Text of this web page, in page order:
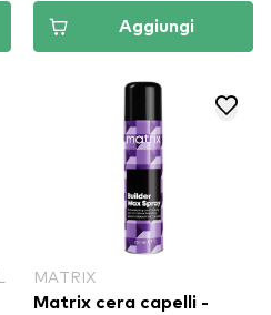
Aggiungi
MATRIX
Matrix cera capelli -